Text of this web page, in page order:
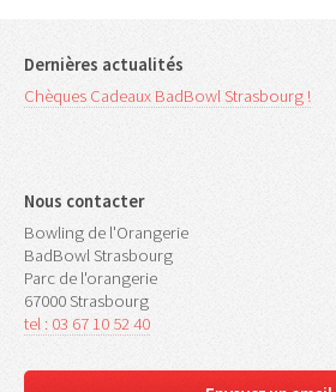
Dernières actualités
Chèques Cadeaux BadBowl Strasbourg !
Nous contacter
Bowling de l'Orangerie
BadBowl Strasbourg
Parc de l'orangerie
67000 Strasbourg
tel : 03 67 10 52 40